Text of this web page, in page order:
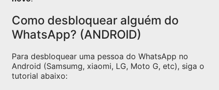
Como desbloquear alguém do
WhatsApp? (ANDROID)
Para desbloquear uma pessoa do WhatsApp no
Android (Samsumg, xiaomi, LG, Moto G, etc), siga o
tutorial abaixo: